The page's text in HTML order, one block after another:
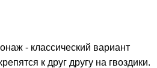
- классический вариант
к друг другу на гвоздики.